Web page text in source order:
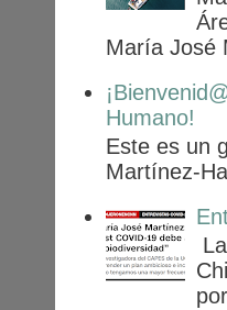
María José
Humano!
Este es un
Martínez-